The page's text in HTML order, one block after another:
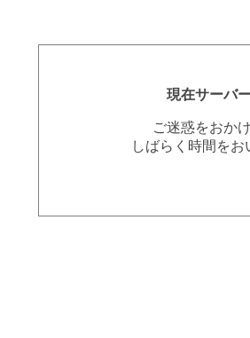
現在サーバ
ご迷惑をおか
しばらく時間を